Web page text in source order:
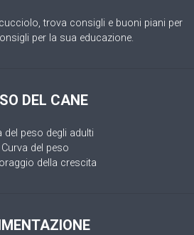
trova consigli e buoni piani per
per la sua educazione.
DEL CANE
del peso degli adulti
Curva del peso
della crescita